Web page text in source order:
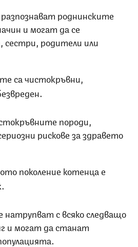
роднинските
и могат да се
родители или
са чистокръвни,
породи,
рискове за здравето
поколение котенца е
натрупват с всяко следващо
и могат да станат